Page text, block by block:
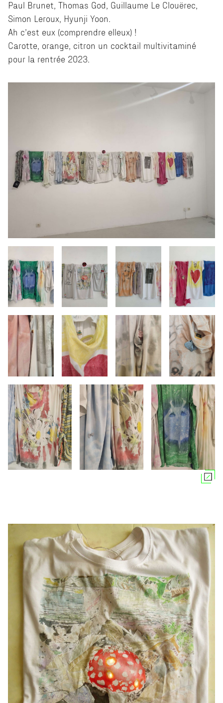
Paul Brunet, Thomas God, Guillaume Le Clouërec,
Simon Leroux, Hyunji Yoon.
Ah c’est eux (comprendre elleux) !
Carotte, orange, citron un cocktail multivitaminé
pour la rentrée 2023.